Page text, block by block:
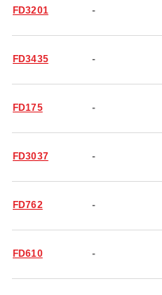
FD3201 -
FD3435 -
FD175 -
FD3037 -
FD762 -
FD610 -